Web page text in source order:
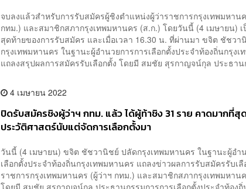
จบลงแล้วสำหรับการรับสมัครผู้ชิงตำแหน่งผู้ว่าราชการกรุงเทพมหาน
กทม.) และสมาชิกสภากรุงเทพมหานคร (ส.ก.) โดยวันนี้ (4 เมษายน)
สุดท้ายของการรับสมัคร และเมื่อเวลา 16.30 น. ที่ผ่านมา ขจิต ชัชวา
กรุงเทพมหานคร ในฐานะผู้อำนวยการการเลือกตั้งประจำท้องถิ่นกรุงเ
แถลงสรุปผลการสมัครรับเลือกตั้ง โดยมี สมชัย สุรกาญจน์กุล ประธาน
4 เมษายน 2022
ปิดรับสมัครชิงผู้ว่าฯ กทม. แล้ว ได้ผู้ท้าชิง 31 ราย คาดมากที่สุ
ประวัติศาสตร์นับแต่จัดการเลือกตั้งมา
วันนี้ (4 เมษายน) ขจิต ชัชวานิชย์ ปลัดกรุงเทพมหานคร ในฐานะผู้อำ
เลือกตั้งประจำท้องถิ่นกรุงเทพมหานคร แถลงข่าวผลการรับสมัครรับเลื
ราชการกรุงเทพมหานคร (ผู้ว่าฯ กทม.) และสมาชิกสภากรุงเทพมหาน
โดยมี สมชัย สุรกาญจน์กุล ประธานกรรมการการเลือกตั้งประจำท้องถิ่